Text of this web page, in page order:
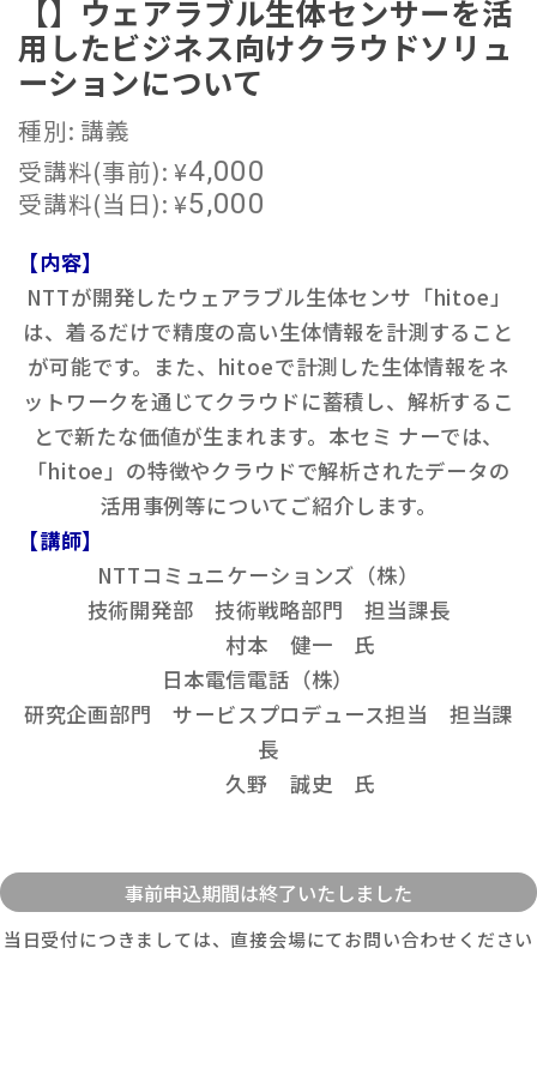
【】ウェアラブル生体センサーを活
用したビジネス向けクラウドソリュ
ーションについて
種別: 講義
受講料(事前):¥4,000
受講料(当日):¥5,000
【内容】
NTTが開発したウェアラブル生体センサ「hitoe」
は、着るだけで精度の高い生体情報を計測すること
が可能です。また、hitoeで計測した生体情報をネ
ットワークを通じてクラウドに蓄積し、解析するこ
とで新たな価値が生まれます。本セミ ナーでは、
「hitoe」の特徴やクラウドで解析されたデータの
活用事例等についてご紹介します。
【講師】
NTTコミュニケーションズ（株）
技術開発部 技術戦略部門 担当課長
村本 健一 氏
日本電信電話（株）
研究企画部門 サービスプロデュース担当 担当課
長
久野 誠史 氏
当日受付につきましては、直接会場にてお問い合わせください